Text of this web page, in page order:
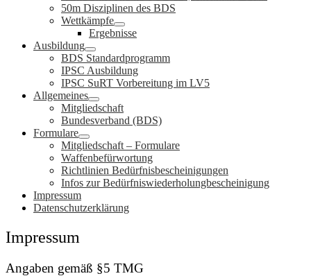
50m Disziplinen des BDS
Wettkämpfe
Ergebnisse
Ausbildung
BDS Standardprogramm
IPSC Ausbildung
IPSC SuRT Vorbereitung im LV5
Allgemeines
Mitgliedschaft
Bundesverband (BDS)
Formulare
Mitgliedschaft – Formulare
Waffenbefürwortung
Richtlinien Bedürfnisbescheinigungen
Infos zur Bedürfniswiederholungbescheinigung
Impressum
Datenschutzerklärung
Impressum
Angaben gemäß §5 TMG